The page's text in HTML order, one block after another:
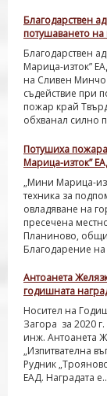
Благодарствен
потушаването
Благодарствен
Марица-изток”
на Сливен Минчо
съдействие при
пожар край
обхванал силно
Потушиха
Марица-изток”
„Мини Марица-
техника за
овладяване на
пресечена
Планиново,
Благодарение
Антоанета
годишната
Носител на
Загора за 2020
инж. Антоанета
„Изпитвателна
Рудник
ЕАД. Наградата